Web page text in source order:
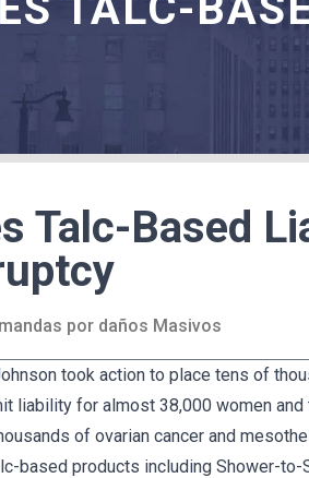
Talc-Based
por daños Masivos
took action to place tens of
liability for almost 38,000 women
of ovarian cancer and
based products including Shower-